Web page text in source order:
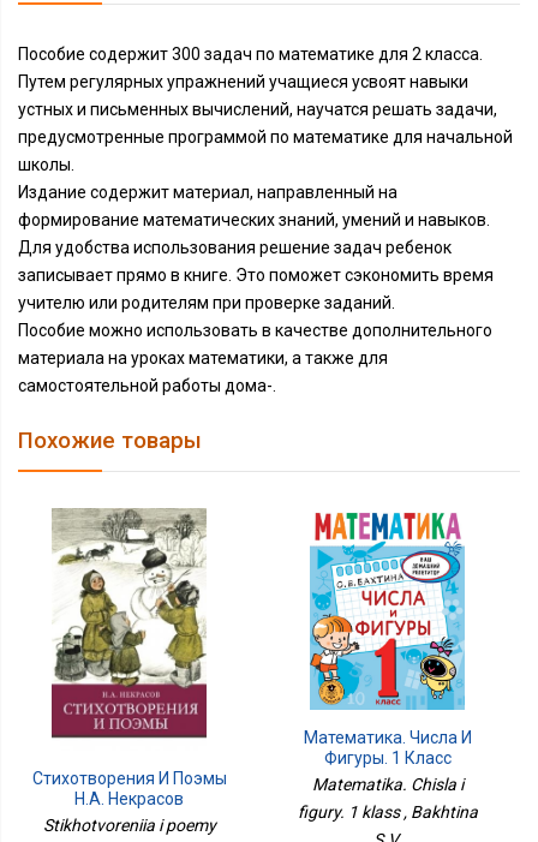
Пособие содержит 300 задач по математике для 2 класса.
Путем регулярных упражнений учащиеся усвоят навыки
устных и письменных вычислений, научатся решать задачи,
предусмотренные программой по математике для начальной
школы.
Издание содержит материал, направленный на
формирование математических знаний, умений и навыков.
Для удобства использования решение задач ребенок
записывает прямо в книге. Это поможет сэкономить время
учителю или родителям при проверке заданий.
Пособие можно использовать в качестве дополнительного
материала на уроках математики, а также для
самостоятельной работы дома-.
Похожие товары
Стихотворения И Поэмы
Н.А. Некрасов
Stikhotvoreniia i poemy
Математика. Числа И
Фигуры. 1 Класс
Matematika. Chisla i
figury. 1 klass , Bakhtina